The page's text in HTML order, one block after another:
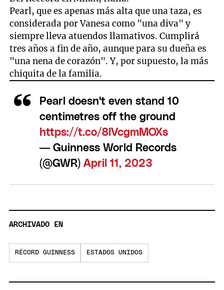
Pearl, que es apenas más alta que una taza, es
considerada por Vanesa como "una diva" y
siempre lleva atuendos llamativos. Cumplirá
tres años a fin de año, aunque para su dueña es
"una nena de corazón". Y, por supuesto, la más
chiquita de la familia.
Pearl doesn't even stand 10
centimetres off the ground
https://t.co/8lVcgmMOXs
— Guinness World Records
(@GWR) April 11, 2023
ARCHIVADO EN
RÉCORD GUINNESS ESTADOS UNIDOS